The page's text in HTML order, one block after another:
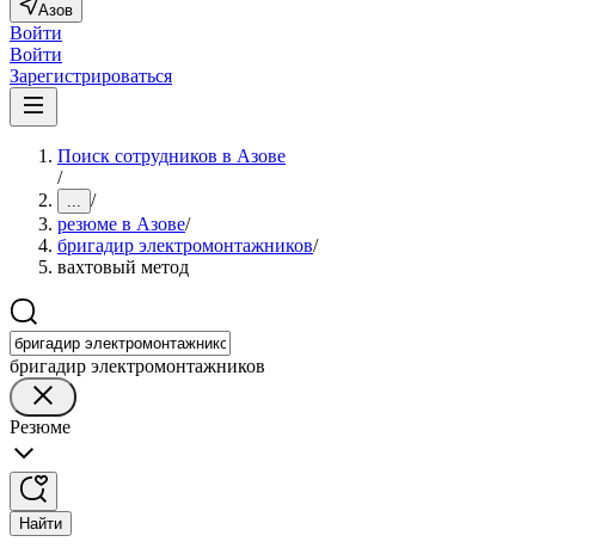
Азов
Войти
Войти
Зарегистрироваться
Поиск сотрудников в Азове
/
... /
резюме в Азове/
бригадир электромонтажников/
вахтовый метод
бригадир электромонтажников
Резюме
Найти